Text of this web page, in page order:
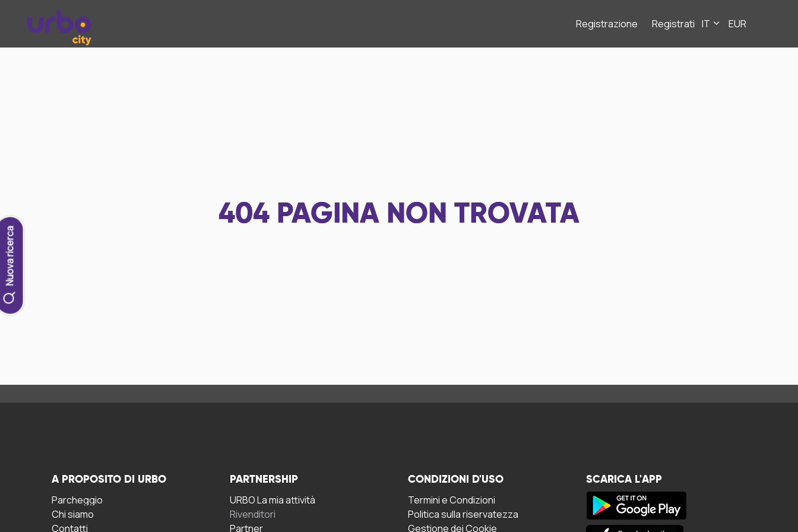
Registrazione Registrati IT EUR
Nuova ricerca
404 PAGINA NON TROVATA
A PROPOSITO DI URBO
Parcheggio
Chi siamo
Contatti
PARTNERSHIP
URBO La mia attività
Rivenditori
Partner
CONDIZIONI D'USO
Termini e Condizioni
Politica sulla riservatezza
Gestione dei Cookie
SCARICA L'APP